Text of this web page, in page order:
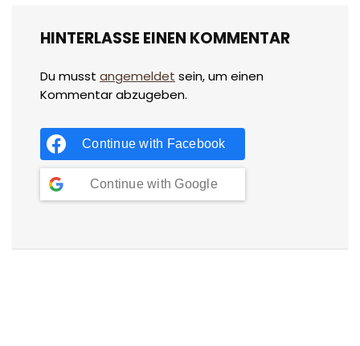
HINTERLASSE EINEN KOMMENTAR
Du musst angemeldet sein, um einen
Kommentar abzugeben.
Continue with Facebook
Continue with Google